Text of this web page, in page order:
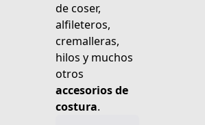
de coser,
alfileteros,
cremalleras,
hilos y muchos
otros
accesorios de
costura.